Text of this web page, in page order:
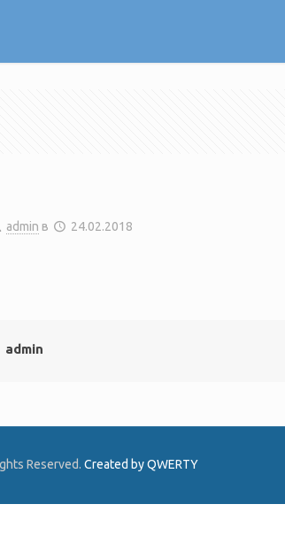
admin в 24.02.2018
admin
Reserved.Created by QWERTY